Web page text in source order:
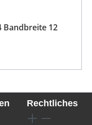
Bandbreite 12
Rechtliches